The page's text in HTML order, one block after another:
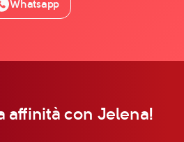
Whatsapp
affinità con Jelena!